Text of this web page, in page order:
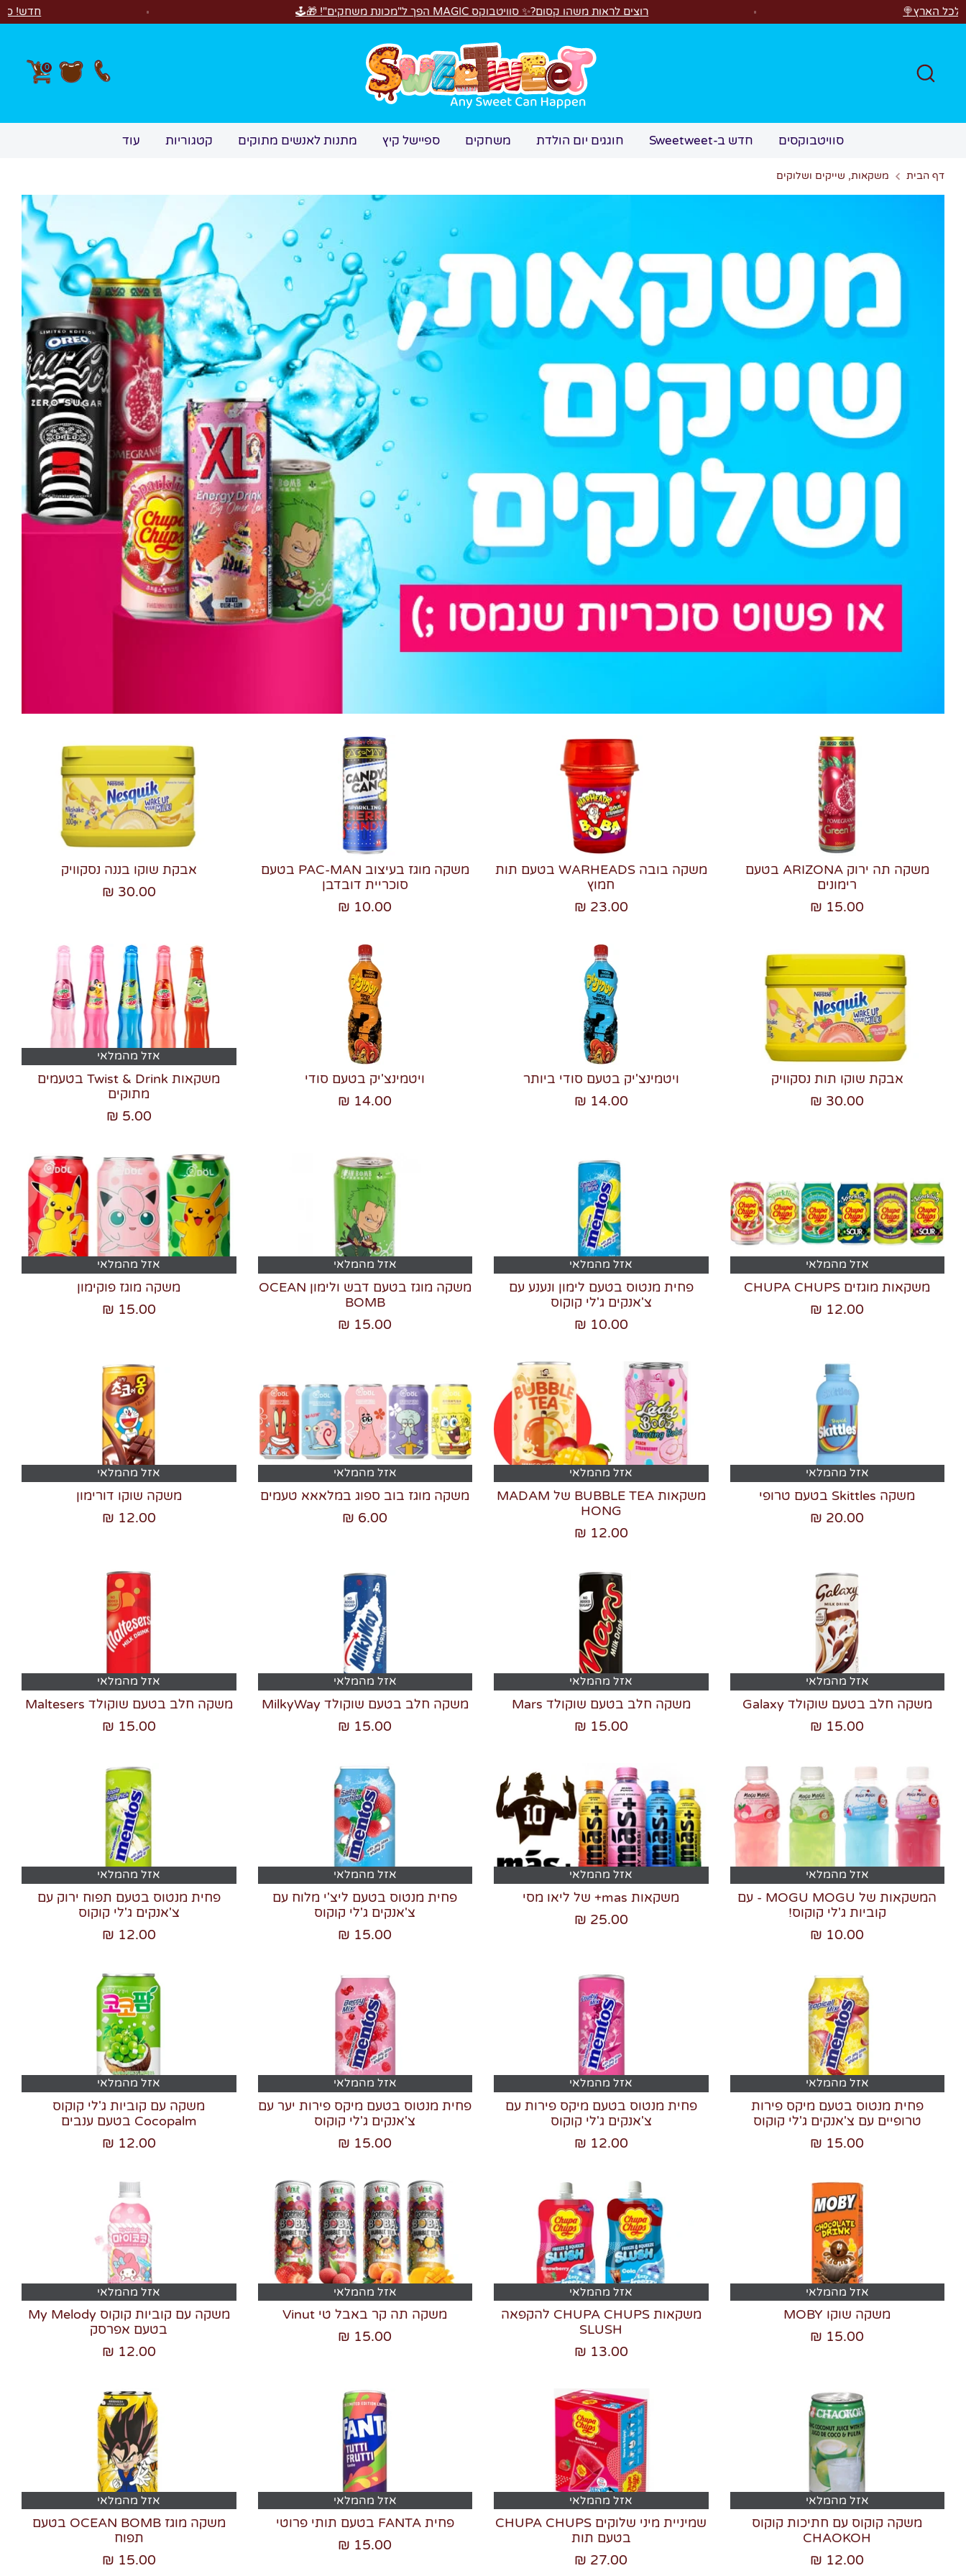
דלג רוצים לראות משהו קסום?✨ סוויטבוקס MAGIC הפך ל"מכונת משחקים"! 🎁🕹️ חדש! סוויטבוקס Happy Birthday! המתנה המושלמת לימי הולדת 🎂🍰🎉
חיפוש 0
סוויטבוקסים חדש ב-Sweetweet חוגגים יום הולדת משחקים ספיישל קיץ מתנות לאנשים מתוקים קטגוריות עוד
דף הבית משקאות, שייקים ושלוקים
משקה תה ירוק ARIZONA בטעם
רימונים
15.00 ₪
משקה בובה WARHEADS בטעם תות
חמוץ
23.00 ₪
משקה מוגז בעיצוב PAC-MAN בטעם
סוכריית דובדבן
10.00 ₪
אבקת שוקו בננה נסקוויק
30.00 ₪
אבקת שוקו תות נסקוויק
30.00 ₪
ויטמינצ'יק בטעם סודי ביותר
14.00 ₪
ויטמינצ'יק בטעם סודי
14.00 ₪
אזל מהמלאי
משקאות Twist & Drink בטעמים
מתוקים
5.00 ₪
אזל מהמלאי
משקאות מוגזים CHUPA CHUPS
12.00 ₪
אזל מהמלאי
פחית מנטוס בטעם לימון ונענע עם
צ'אנקים ג'לי קוקוס
10.00 ₪
אזל מהמלאי
משקה מוגז בטעם דבש ולימון OCEAN
BOMB
15.00 ₪
אזל מהמלאי
משקה מוגז פוקימון
15.00 ₪
אזל מהמלאי
משקה Skittles בטעם טרופי
20.00 ₪
אזל מהמלאי
משקאות BUBBLE TEA של MADAM
HONG
12.00 ₪
אזל מהמלאי
משקה מוגז בוב ספוג במלאאא טעמים
6.00 ₪
אזל מהמלאי
משקה שוקו דורימון
12.00 ₪
אזל מהמלאי
משקה חלב בטעם שוקולד Galaxy
15.00 ₪
אזל מהמלאי
משקה חלב בטעם שוקולד Mars
15.00 ₪
אזל מהמלאי
משקה חלב בטעם שוקולד MilkyWay
15.00 ₪
אזל מהמלאי
משקה חלב בטעם שוקולד Maltesers
15.00 ₪
אזל מהמלאי
המשקאות של MOGU MOGU - עם
קוביות ג'לי קוקוס!
10.00 ₪
אזל מהמלאי
משקאות mas+ של ליאו מסי
25.00 ₪
אזל מהמלאי
פחית מנטוס בטעם ליצ'י מלוח עם
צ'אנקים ג'לי קוקוס
15.00 ₪
אזל מהמלאי
פחית מנטוס בטעם תפוח ירוק עם
צ'אנקים ג'לי קוקוס
12.00 ₪
אזל מהמלאי
פחית מנטוס בטעם מיקס פירות
טרופיים עם צ'אנקים ג'לי קוקוס
15.00 ₪
אזל מהמלאי
פחית מנטוס בטעם מיקס פירות עם
צ'אנקים ג'לי קוקוס
12.00 ₪
אזל מהמלאי
פחית מנטוס בטעם מיקס פירות יער עם
צ'אנקים ג'לי קוקוס
15.00 ₪
אזל מהמלאי
משקה עם קוביות ג'לי קוקוס
Cocopalm בטעם ענבים
12.00 ₪
אזל מהמלאי
משקה שוקו MOBY
15.00 ₪
אזל מהמלאי
משקאות CHUPA CHUPS להקפאה
SLUSH
13.00 ₪
אזל מהמלאי
משקה תה קר באבל טי Vinut
15.00 ₪
אזל מהמלאי
משקה עם קוביות קוקוס My Melody
בטעם אפרסק
12.00 ₪
אזל מהמלאי
משקה קוקוס עם חתיכות קוקוס
CHAOKOH
12.00 ₪
אזל מהמלאי
שמיניית מיני שלוקים CHUPA CHUPS
בטעם תות
27.00 ₪
אזל מהמלאי
פחית FANTA בטעם תותי פרוטי
15.00 ₪
אזל מהמלאי
משקה מוגז OCEAN BOMB בטעם
תפוח
15.00 ₪